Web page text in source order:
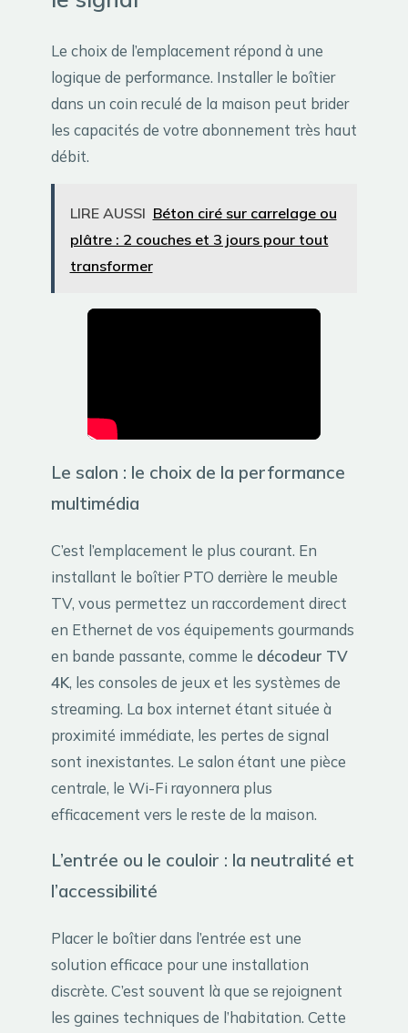
Le choix de l’emplacement répond à une
logique de performance. Installer le boîtier
dans un coin reculé de la maison peut brider
les capacités de votre abonnement très haut
débit.
LIRE AUSSI Béton ciré sur carrelage ou
plâtre : 2 couches et 3 jours pour tout
transformer
Le salon : le choix de la performance
multimédia
C’est l’emplacement le plus courant. En
installant le boîtier PTO derrière le meuble
TV, vous permettez un raccordement direct
en Ethernet de vos équipements gourmands
en bande passante, comme le décodeur TV
4K, les consoles de jeux et les systèmes de
streaming. La box internet étant située à
proximité immédiate, les pertes de signal
sont inexistantes. Le salon étant une pièce
centrale, le Wi-Fi rayonnera plus
efficacement vers le reste de la maison.
L’entrée ou le couloir : la neutralité et
l’accessibilité
Placer le boîtier dans l’entrée est une
solution efficace pour une installation
discrète. C’est souvent là que se rejoignent
les gaines techniques de l’habitation. Cette